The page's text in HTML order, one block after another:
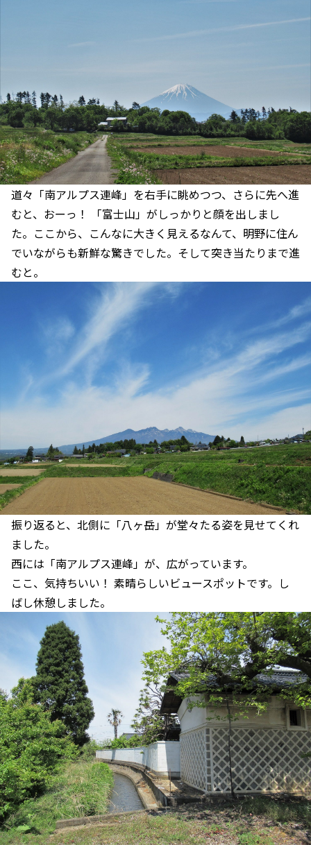
道々「南アルプス連峰」を右手に眺めつつ、さらに先へ進
むと、おーっ！ 「富士山」がしっかりと顔を出しまし
た。ここから、こんなに大きく見えるなんて、明野に住ん
でいながらも新鮮な驚きでした。そして突き当たりまで進
むと。
振り返ると、北側に「八ヶ岳」が堂々たる姿を見せてくれ
ました。
西には「南アルプス連峰」が、広がっています。
ここ、気持ちいい！ 素晴らしいビュースポットです。し
ばし休憩しました。